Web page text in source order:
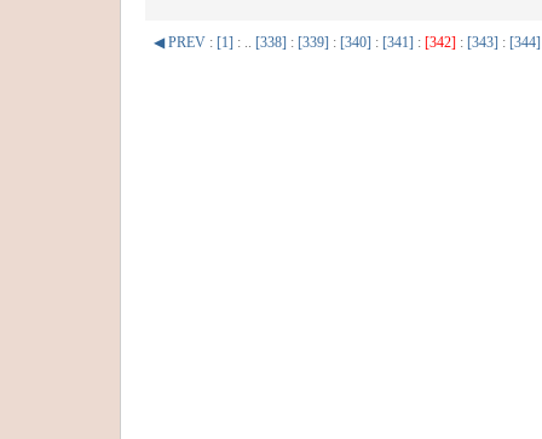
◀ PREV : [1] : .. [338] : [339] : [340] : [341] : [342] : [343] : [344]